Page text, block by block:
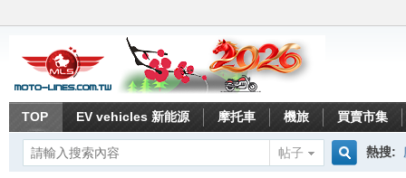
TOP EV vehicles 新能源 摩托車 機旅 買賣市集
帖子
熱搜: